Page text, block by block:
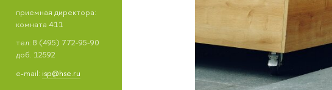
приемная директора:
комната 411
тел: 8 (495) 772-95-90
доб. 12592
e-mail: isp@hse.ru